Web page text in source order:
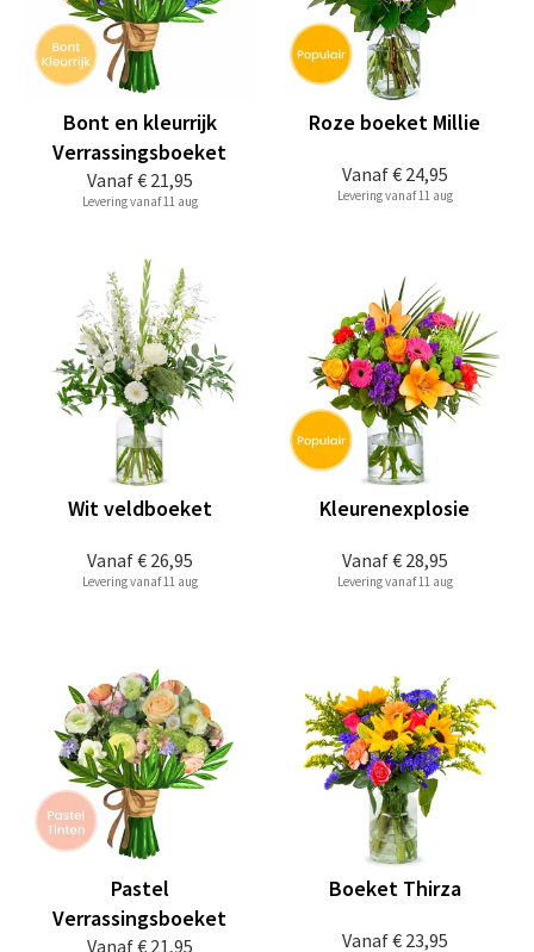
Vanaf€ 21,95
Bont en kleurrijk
Verrassingsboeket
Levering vanaf 11 aug
Vanaf€ 24,95
Roze boeket Millie
Levering vanaf 11 aug
Vanaf€ 26,95
Wit veldboeket
Levering vanaf 11 aug
Vanaf€ 28,95
Kleurenexplosie
Levering vanaf 11 aug
Vanaf€ 21,95
Pastel
Verrassingsboeket
Vanaf€ 23,95
Boeket Thirza